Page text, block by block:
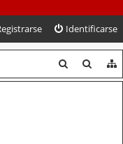
Identificarse
u
u